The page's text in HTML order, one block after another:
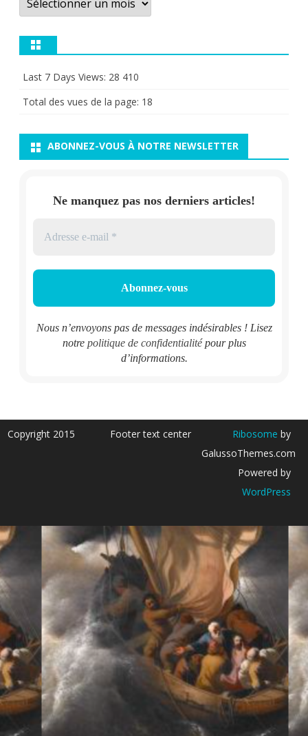
Last 7 Days Views: 28 410
Total des vues de la page: 18
ABONNEZ-VOUS À NOTRE NEWSLETTER
Ne manquez pas nos derniers articles!
Nous n’envoyons pas de messages indésirables ! Lisez
notre politique de confidentialitépour plus
d’informations.
Copyright 2015 Footer text center Ribosome by
GalussoThemes.com
Powered by
WordPress